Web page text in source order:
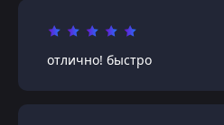
отлично! быстро